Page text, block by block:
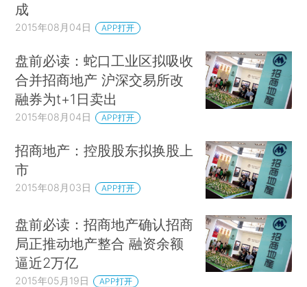
成
2015年08月04日 APP打开
盘前必读：蛇口工业区拟吸收
合并招商地产 沪深交易所改
融券为t+1日卖出
2015年08月04日 APP打开
招商地产：控股股东拟换股上
市
2015年08月03日 APP打开
盘前必读：招商地产确认招商
局正推动地产整合 融资余额
逼近2万亿
2015年05月19日 APP打开